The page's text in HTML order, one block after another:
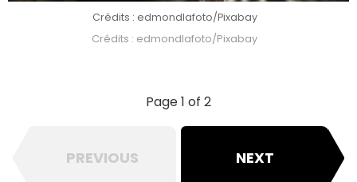
Crédits : edmondlafoto/Pixabay
Crédits : edmondlafoto/Pixabay
Page 1 of 2
PREVIOUS NEXT